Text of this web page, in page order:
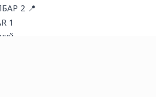
2 📍
1